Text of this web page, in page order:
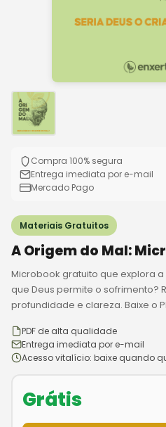
Compra 100% segura
Entrega imediata por e-mail
Mercado Pago
Materiais Gratuitos
A Origem do Mal:
Microbook gratuito que explora
que Deus permite o sofrimento?
profundidade e clareza. Baixe o
PDF de alta qualidade
Entrega imediata por e-mail
Acesso vitalício: baixe quando
Grátis